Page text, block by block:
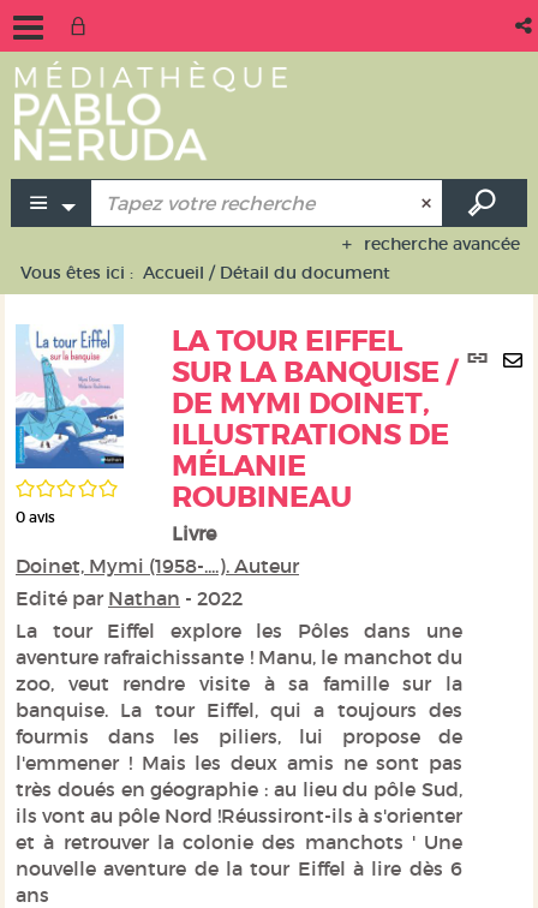
recherche avancée
Vous êtes ici : Accueil / Détail du document
/5
0 avis
LA TOUR EIFFEL
SUR LA BANQUISE /
DE MYMI DOINET,
ILLUSTRATIONS DE
MÉLANIE
ROUBINEAU
Livre
Doinet, Mymi (1958-....). Auteur
Edité par Nathan - 2022
La tour Eiffel explore les Pôles dans une
aventure rafraichissante ! Manu, le manchot du
zoo, veut rendre visite à sa famille sur la
banquise. La tour Eiffel, qui a toujours des
fourmis dans les piliers, lui propose de
l'emmener ! Mais les deux amis ne sont pas
très doués en géographie : au lieu du pôle Sud,
ils vont au pôle Nord !Réussiront-ils à s'orienter
et à retrouver la colonie des manchots ' Une
nouvelle aventure de la tour Eiffel à lire dès 6
ans